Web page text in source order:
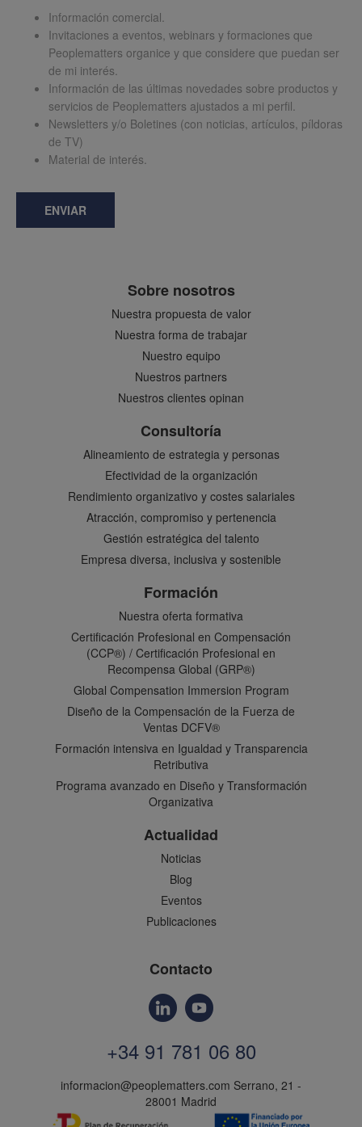
Información comercial.
Invitaciones a eventos, webinars y formaciones que
Peoplematters organice y que considere que puedan ser
de mi interés.
Información de las últimas novedades sobre productos y
servicios de Peoplematters ajustados a mi perfil.
Newsletters y/o Boletines (con noticias, artículos, píldoras
de TV)
Material de interés.
ENVIAR
Sobre nosotros
Nuestra propuesta de valor
Nuestra forma de trabajar
Nuestro equipo
Nuestros partners
Nuestros clientes opinan
Consultoría
Alineamiento de estrategia y personas
Efectividad de la organización
Rendimiento organizativo y costes salariales
Atracción, compromiso y pertenencia
Gestión estratégica del talento
Empresa diversa, inclusiva y sostenible
Formación
Nuestra oferta formativa
Certificación Profesional en Compensación
(CCP®) / Certificación Profesional en
Recompensa Global (GRP®)
Global Compensation Immersion Program
Diseño de la Compensación de la Fuerza de
Ventas DCFV®
Formación intensiva en Igualdad y Transparencia
Retributiva
Programa avanzado en Diseño y Transformación
Organizativa
Actualidad
Noticias
Blog
Eventos
Publicaciones
Contacto
+34 91 781 06 80
informacion@peoplematters.com Serrano, 21 -
28001 Madrid